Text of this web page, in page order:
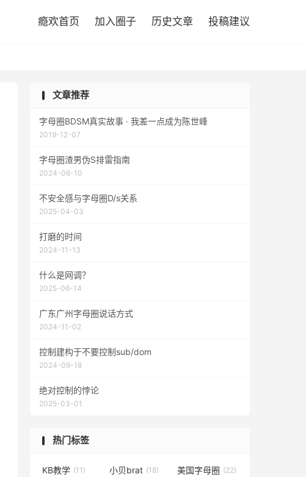
瘾欢首页 加入圈子 历史文章 投稿建议
文章推荐
字母圈BDSM真实故事 · 我差一点成为陈世峰
2019-12-07
字母圈渣男伪S排雷指南
2024-06-10
不安全感与字母圈D/s关系
2025-04-03
打磨的时间
2024-11-13
什么是网调？
2025-06-14
广东广州字母圈说话方式
2024-11-02
控制建构于不要控制sub/dom
2024-09-18
绝对控制的悖论
2025-03-01
热门标签
KB教学 (11) 小贝brat (18) 美国字母圈 (22)